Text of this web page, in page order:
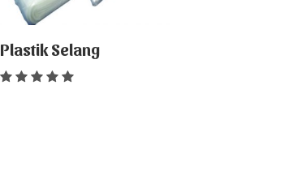
Plastik Selang